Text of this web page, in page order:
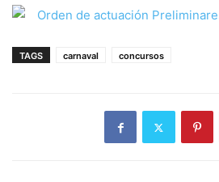
TAGS carnaval concursos